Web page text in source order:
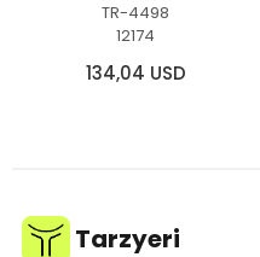
TR-4498
12174
134,04 USD
Tarzyeri